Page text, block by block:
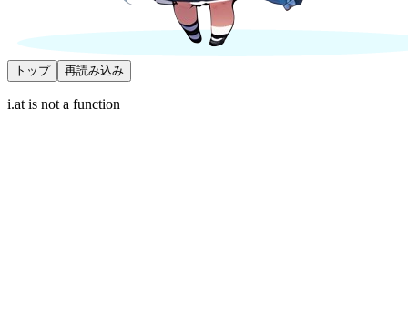
トップ 再読み込み
i.at is not a function